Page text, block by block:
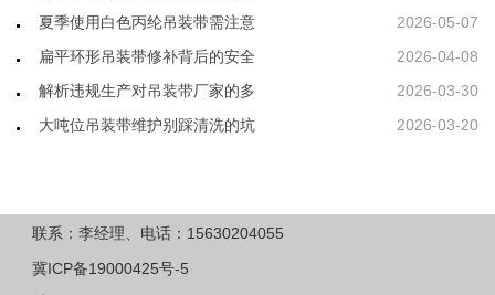
2026-05-07
夏季使用白色丙纶吊装带需注意
2026-04-08
扁平环形吊装带修补背后的安全
2026-03-30
解析违规生产对吊装带厂家的多
2026-03-20
大吨位吊装带维护别踩清洗的坑
联系：李经理、电话：15630204055
冀ICP备19000425号-5